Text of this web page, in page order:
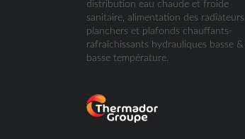
distribution eau chaude et froide
sanitaire, alimentation des radiateurs,
planchers et plafonds chauffants-
rafraîchissants hydrauliques basse
basse température.